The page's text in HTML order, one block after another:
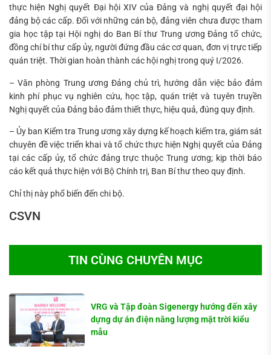
thực hiện Nghị quyết Đại hội XIV của Đảng và nghị quyết đại hội
đảng bộ các cấp. Đối với những cán bộ, đảng viên chưa được tham
gia học tập tại Hội nghị do Ban Bí thư Trung ương Đảng tổ chức,
đồng chí bí thư cấp ủy, người đứng đầu các cơ quan, đơn vị trực tiếp
quán triệt. Thời gian hoàn thành các hội nghị trong quý I/2026.
– Văn phòng Trung ương Đảng chủ trì, hướng dẫn việc bảo đảm
kinh phí phục vụ nghiên cứu, học tập, quán triệt và tuyên truyền
Nghị quyết của Đảng bảo đảm thiết thực, hiệu quả, đúng quy định.
– Ủy ban Kiểm tra Trung ương xây dựng kế hoạch kiểm tra, giám sát
chuyên đề việc triển khai và tổ chức thực hiện Nghị quyết của Đảng
tại các cấp ủy, tổ chức đảng trực thuộc Trung ương; kịp thời báo
cáo kết quả thực hiện với Bộ Chính trị, Ban Bí thư theo quy định.
Chỉ thị này phổ biến đến chi bộ.
CSVN
TIN CÙNG CHUYÊN MỤC
VRG và Tập đoàn Sigenergy hướng đến xây
dựng dự án điện năng lượng mặt trời kiểu
mẫu